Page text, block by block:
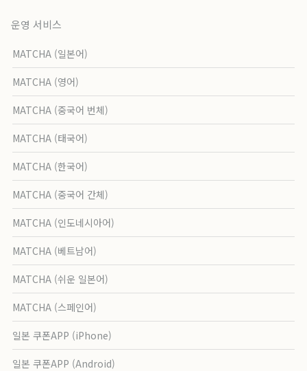
운영 서비스
MATCHA (일본어)
MATCHA (영어)
MATCHA (중국어 번체)
MATCHA (태국어)
MATCHA (한국어)
MATCHA (중국어 간체)
MATCHA (인도네시아어)
MATCHA (베트남어)
MATCHA (쉬운 일본어)
MATCHA (스페인어)
일본 쿠폰APP (iPhone)
일본 쿠폰APP (Android)